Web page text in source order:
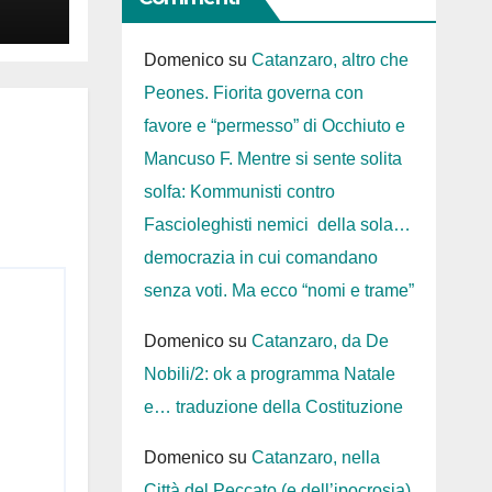
Domenicosu Catanzaro, altro che
Peones. Fiorita governa con
favore e “permesso” di Occhiuto e
Mancuso F. Mentre si sente solita
solfa: Kommunisti contro
Fascioleghisti nemici della sola…
democrazia in cui comandano
senza voti. Ma ecco “nomi e trame”
Domenicosu Catanzaro, da De
Nobili/2: ok a programma Natale
e… traduzione della Costituzione
Domenicosu Catanzaro, nella